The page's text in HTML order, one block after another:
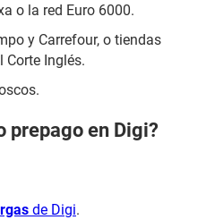
o la red Euro 6000.
y Carrefour, o tiendas
Corte Inglés.
prepago en Digi?
de Digi.